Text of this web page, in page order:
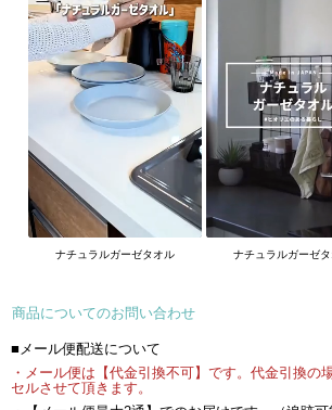
ナチュラルガーゼタオル ナチュラルガーゼ
商品についてのお問い合わせ
■メール便配送について
・メール便は【代金引換不可】です。代金引換の
セルさせて頂きます。